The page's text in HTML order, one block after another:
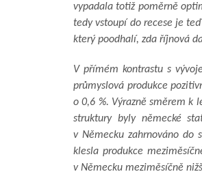
vypadala totiž poměrně
tedy vstoupí do recese je
který poodhalí, zda říjnová
V přímém kontrastu s
průmyslová produkce
o 0,6 %. Výrazně směrem k
struktury byly německé
v Německu zahrnováno do
klesla produkce
v Německu meziměsíčně